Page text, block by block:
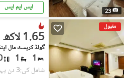
23 ایس ایم ایس
مقبول
1.65 لاکھ
گولڈ کریسٹ مال
1
1
شامل کی:3 دن پہل